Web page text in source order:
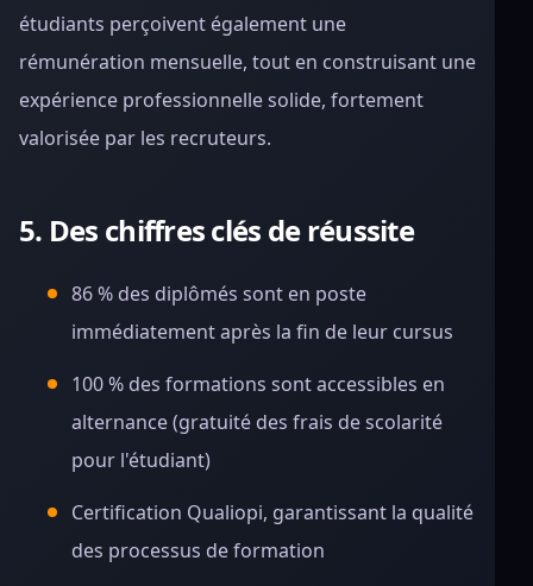
étudiants perçoivent également une
rémunération mensuelle, tout en construisant une
expérience professionnelle solide, fortement
valorisée par les recruteurs.
5. Des chiffres clés de réussite
86 % des diplômés sont en poste
immédiatement après la fin de leur cursus
100 % des formations sont accessibles en
alternance (gratuité des frais de scolarité
pour l'étudiant)
Certification Qualiopi, garantissant la qualité
des processus de formation